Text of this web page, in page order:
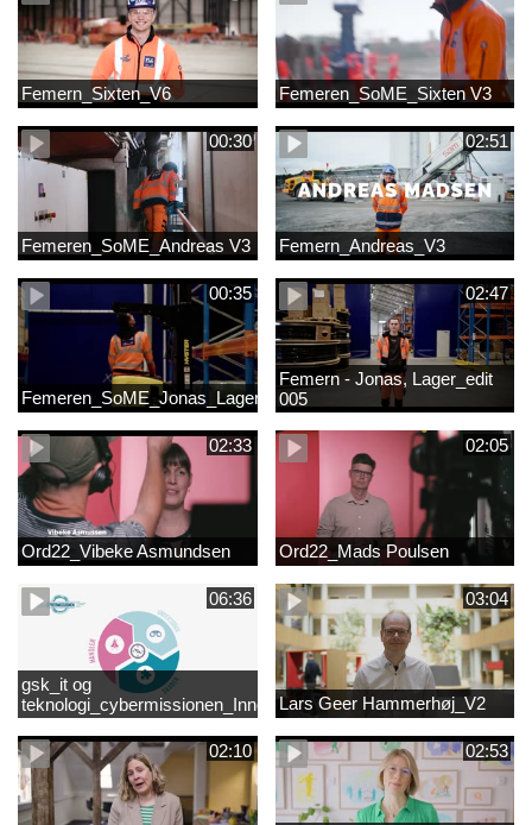
Femern_Sixten_V6 Femeren_SoME_Sixten V3
00:30
Femeren_SoME_Andreas V3
02:51
Femern_Andreas_V3
00:35
Femeren_SoME_Jonas_Lager
02:47
Femern - Jonas, Lager_edit
005
02:33
Ord22_Vibeke Asmundsen
02:05
Ord22_Mads Poulsen
06:36
gsk_it og
teknologi_cybermissionen_Innovationscirklen
03:04
Lars Geer Hammerhøj_V2
02:10 02:53